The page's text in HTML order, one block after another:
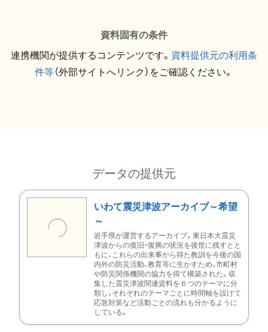
資料固有の条件
連携機関が提供するコンテンツです。 資料提供元の利用条
件等（外部サイトへリンク）をご確認ください。
データの提供元
いわて震災津波アーカイブ～希望
～
岩手県が運営するアーカイブ。東日本大震災
津波からの復旧・復興の状況を後世に残すとと
もに、これらの出来事から得た教訓を今後の国
内外の防災活動、教育等に生かすため、市町村
や防災関係機関の協力を得て構築された。収
集した震災津波関連資料を６つのテーマに分
類し、それぞれのテーマごとに時間軸を設けて
応急対策など活動ごとの流れも分かるように
している。